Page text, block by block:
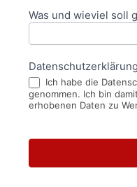
Was und wieviel soll
Datenschutzerklärung
Ich habe die
genommen. Ich bin
erhobenen Daten zu